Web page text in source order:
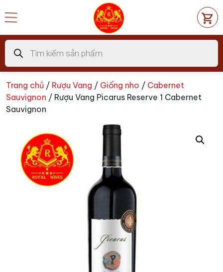
đến
dung
Tìm
kiếm
sản
phẩm
Trang chủ / Rượu Vang / Giống nho / Cabernet
Sauvignon / Rượu Vang Picarus Reserve 1 Cabernet
Sauvignon